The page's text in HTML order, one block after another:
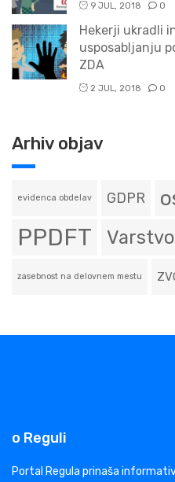
9 JUL, 2018 0
Hekerji ukradli
usposabljanju
ZDA
2 JUL, 2018 0
Arhiv objav
evidenca obdelav GDPR
PPDFT
zasebnost na delovnem mestu
o Reguli
Portal Regula prinaša